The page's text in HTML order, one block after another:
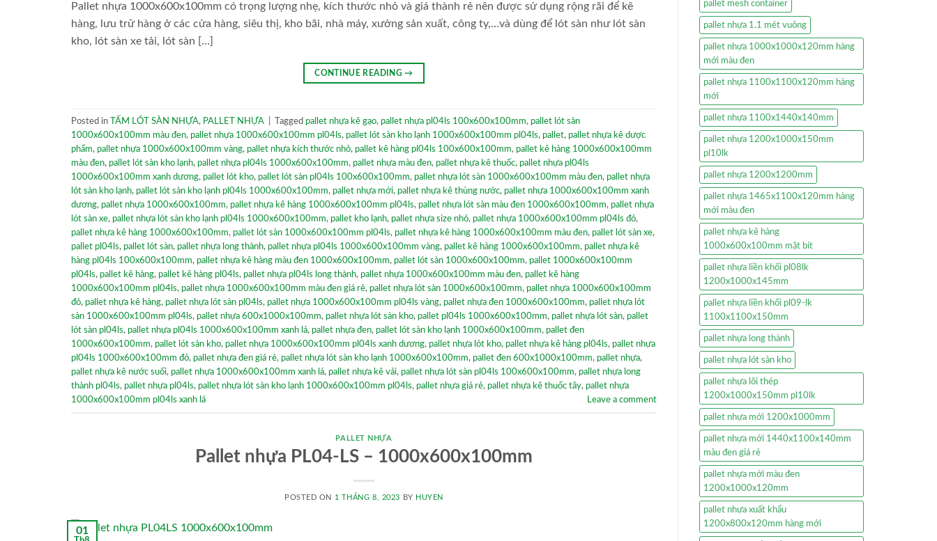
Pallet nhựa 1000x600x100mm có trọng lượng nhẹ, kích thước nhỏ và giá thành rẻ nên được sử dụng rộng rãi để kê
hàng, lưu trữ hàng ở các cửa hàng, siêu thị, kho bãi, nhà máy, xưởng sản xuất, công ty,…và dùng để lót sàn như lót sàn
kho, lót sàn xe tải, lót sàn […]
CONTINUE READING→
Posted in TẤM LÓT SÀN NHỰA, PALLET NHỰA Tagged pallet nhựa kê gạo, pallet nhựa pl04ls 100x600x100mm, pallet lót sàn
1000x600x100mm màu đen, pallet nhựa 1000x600x100mm pl04ls, pallet lót sàn kho lạnh 1000x600x100mm pl04ls, pallet, pallet nhựa kê dược
phẩm, pallet nhựa 1000x600x100mm vàng, pallet nhựa kích thước nhỏ, pallet kê hàng pl04ls 100x600x100mm, pallet kê hàng 1000x600x100mm
màu đen, pallet lót sàn kho lạnh, pallet nhựa pl04ls 1000x600x100mm, pallet nhựa màu đen, pallet nhựa kê thuốc, pallet nhựa pl04ls
1000x600x100mm xanh dương, pallet lót kho, pallet lót sàn pl04ls 100x600x100mm, pallet nhựa lót sàn 1000x600x100mm màu đen, pallet nhựa
lót sàn kho lạnh, pallet lót sàn kho lạnh pl04ls 1000x600x100mm, pallet nhựa mới, pallet nhựa kê thùng nước, pallet nhựa 1000x600x100mm xanh
dương, pallet nhựa 1000x600x100mm, pallet nhựa kê hàng 1000x600x100mm pl04ls, pallet nhựa lót sàn màu đen 1000x600x100mm, pallet nhựa
lót sàn xe, pallet nhựa lót sàn kho lạnh pl04ls 1000x600x100mm, pallet kho lạnh, pallet nhựa size nhỏ, pallet nhựa 1000x600x100mm pl04ls đỏ,
pallet nhựa kê hàng 1000x600x100mm, pallet lót sàn 1000x600x100mm pl04ls, pallet nhựa kê hàng 1000x600x100mm màu đen, pallet lót sàn xe,
pallet pl04ls, pallet lót sàn, pallet nhựa long thành, pallet nhựa pl04ls 1000x600x100mm vàng, pallet kê hàng 1000x600x100mm, pallet nhựa kê
hàng pl04ls 100x600x100mm, pallet nhựa kê hàng màu đen 1000x600x100mm, pallet lót sàn 1000x600x100mm, pallet 1000x600x100mm
pl04ls, pallet kê hàng, pallet kê hàng pl04ls, pallet nhựa pl04ls long thành, pallet nhựa 1000x600x100mm màu đen, pallet kê hàng
1000x600x100mm pl04ls, pallet nhựa 1000x600x100mm màu đen giá rẻ, pallet nhựa lót sàn 1000x600x100mm, pallet nhựa 1000x600x100mm
đỏ, pallet nhựa kê hàng, pallet nhựa lót sàn pl04ls, pallet nhựa 1000x600x100mm pl04ls vàng, pallet nhựa đen 1000x600x100mm, pallet nhựa lót
sàn 1000x600x100mm pl04ls, pallet nhựa 600x1000x100mm, pallet nhựa lót sàn kho, pallet pl04ls 1000x600x100mm, pallet nhựa lót sàn, pallet
lót sàn pl04ls, pallet nhựa pl04ls 1000x600x100mm xanh lá, pallet nhựa đen, pallet lót sàn kho lạnh 1000x600x100mm, pallet đen
1000x600x100mm, pallet lót sàn kho, pallet nhựa 1000x600x100mm pl04ls xanh dương, pallet nhựa lót kho, pallet nhựa kê hàng pl04ls, pallet nhựa
pl04ls 1000x600x100mm đỏ, pallet nhựa đen giá rẻ, pallet nhựa lót sàn kho lạnh 1000x600x100mm, pallet đen 600x1000x100mm, pallet nhựa,
pallet nhựa kê nước suối, pallet nhựa 1000x600x100mm xanh lá, pallet nhựa kê vải, pallet nhựa lót sàn pl04ls 100x600x100mm, pallet nhựa long
thành pl04ls, pallet nhựa pl04ls, pallet nhựa lót sàn kho lạnh 1000x600x100mm pl04ls, pallet nhựa giá rẻ, pallet nhựa kê thuốc tây, pallet nhựa
1000x600x100mm pl04ls xanh lá
Leave a comment
PALLET NHỰA
Pallet nhựa PL04-LS – 1000x600x100mm
POSTED ON 1 THÁNG 8, 2023 BY HUYEN
01
pallet mesh container
pallet nhựa 1.1 mét vuông
pallet nhựa 1000x1000x120mm hàng
mới màu đen
pallet nhựa 1100x1100x120mm hàng
mới
pallet nhựa 1100x1440x140mm
pallet nhựa 1200x1000x150mm
pl10lk
pallet nhựa 1200x1200mm
pallet nhựa 1465x1100x120mm hàng
mới màu đen
pallet nhựa kê hàng
1000x600x100mm mặt bít
pallet nhựa liền khối pl08lk
1200x1000x145mm
pallet nhựa liền khối pl09-lk
1100x1100x150mm
pallet nhựa long thành
pallet nhựa lót sàn kho
pallet nhựa lõi thép
1200x1000x150mm pl10lk
pallet nhựa mới 1200x1000mm
pallet nhựa mới 1440x1100x140mm
màu đen giá rẻ
pallet nhựa mới màu đen
1200x1000x120mm
pallet nhựa xuất khẩu
1200x800x120mm hàng mới